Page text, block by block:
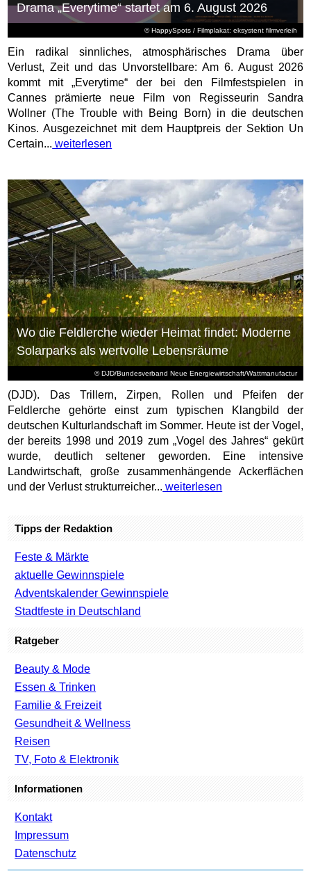
© HappySpots / Filmplakat: eksystent filmverleih
Drama „Everytime“ startet am 6. August 2026
Ein radikal sinnliches, atmosphärisches Drama über
Verlust, Zeit und das Unvorstellbare: Am 6. August 2026
kommt mit „Everytime“ der bei den Filmfestspielen in
Cannes prämierte neue Film von Regisseurin Sandra
Wollner (The Trouble with Being Born) in die deutschen
Kinos. Ausgezeichnet mit dem Hauptpreis der Sektion Un
Certain... weiterlesen
© DJD/Bundesverband Neue Energiewirtschaft/Wattmanufactur
Wo die Feldlerche wieder Heimat findet: Moderne
Solarparks als wertvolle Lebensräume
(DJD). Das Trillern, Zirpen, Rollen und Pfeifen der
Feldlerche gehörte einst zum typischen Klangbild der
deutschen Kulturlandschaft im Sommer. Heute ist der Vogel,
der bereits 1998 und 2019 zum „Vogel des Jahres“ gekürt
wurde, deutlich seltener geworden. Eine intensive
Landwirtschaft, große zusammenhängende Ackerflächen
und der Verlust strukturreicher... weiterlesen
Tipps der Redaktion
Feste & Märkte
aktuelle Gewinnspiele
Adventskalender Gewinnspiele
Stadtfeste in Deutschland
Ratgeber
Beauty & Mode
Essen & Trinken
Familie & Freizeit
Gesundheit & Wellness
Reisen
TV, Foto & Elektronik
Informationen
Kontakt
Impressum
Datenschutz